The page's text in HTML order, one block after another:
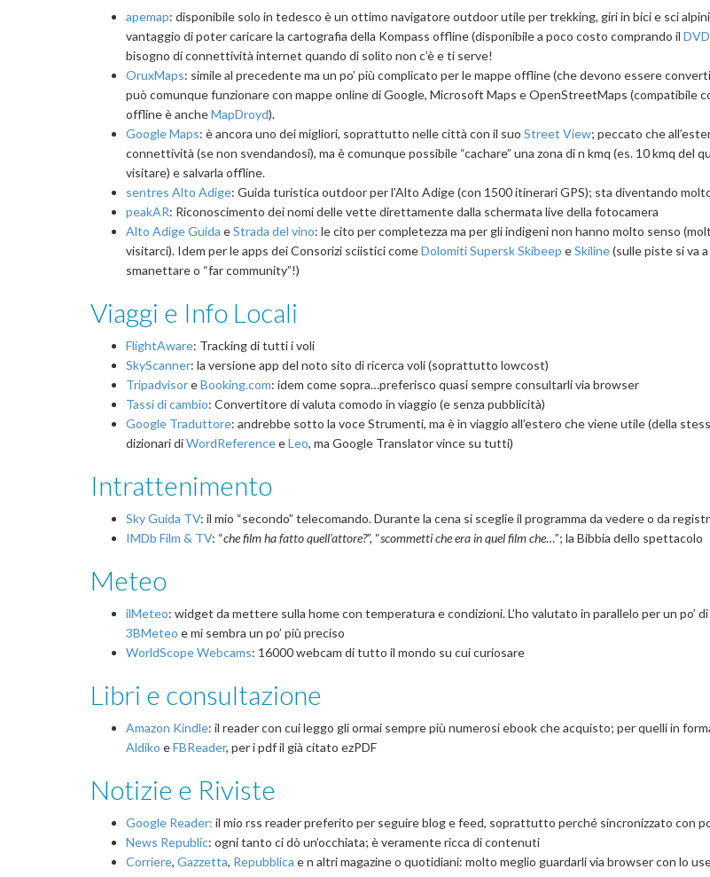
apemap: disponibile solo in tedesco è un ottimo navigatore outdoor utile per trekking, giri in bici e sci
vantaggio di poter caricare la cartografia della Kompass offline (disponibile a poco costo comprando il DVD
bisogno di connettività internet quando di solito non c’è e ti serve!
OruxMaps: simile al precedente ma un po’ più complicato per le mappe offline (che devono essere
può comunque funzionare con mappe online di Google, Microsoft Maps e OpenStreetMaps (compatibile
offline è ancheMapDroyd).
Google Maps: è ancora uno dei migliori, soprattutto nelle città con il suo Street View; peccato che
connettività (se non svendandosi), ma è comunque possibile “cachare” una zona di n kmq (es. 10 kmq del
visitare) e salvarla offline.
sentres Alto Adige: Guida turistica outdoor per l’Alto Adige (con 1500 itinerari GPS); sta diventando
peakAR: Riconoscimento dei nomi delle vette direttamente dalla schermata live della fotocamera
Alto Adige Guida eStrada del vino: le cito per completezza ma per gli indigeni non hanno molto senso
visitarci). Idem per le apps dei Consorizi sciistici comeDolomiti Supersk Skibeep eSkiline(sulle piste si va
smanettare o “far community”!)
Viaggi e Info Locali
FlightAware: Tracking di tutti i voli
SkyScanner: la versione app del noto sito di ricerca voli (soprattutto lowcost)
TripadvisoreBooking.com: idem come sopra…preferisco quasi sempre consultarli via browser
Tassi di cambio: Convertitore di valuta comodo in viaggio (e senza pubblicità)
Google Traduttore: andrebbe sotto la voce Strumenti, ma è in viaggio all’estero che viene utile (della
dizionari diWordReferenceeLeo, ma Google Translator vince su tutti)
Intrattenimento
Sky Guida TV: il mio “secondo” telecomando. Durante la cena si sceglie il programma da vedere o da
IMDb Film & TV: “che film ha fatto quell’attore?”, “scommetti che era in quel film che…”; la Bibbia dello spettacolo
Meteo
ilMeteo: widget da mettere sulla home con temperatura e condizioni. L’ho valutato in parallelo per un po’
3BMeteo e mi sembra un po’ più preciso
WorldScope Webcams: 16000 webcam di tutto il mondo su cui curiosare
Libri e consultazione
Amazon Kindle: il reader con cui leggo gli ormai sempre più numerosi ebook che acquisto; per quelli in
Aldiko eFBReader, per i pdf il già citato ezPDF
Notizie e Riviste
Google Reader: il mio rss reader preferito per seguire blog e feed, soprattutto perché sincronizzato con
News Republic: ogni tanto ci dò un’occhiata; è veramente ricca di contenuti
Corriere, Gazzetta, Repubblica e n altri magazine o quotidiani: molto meglio guardarli via browser con lo